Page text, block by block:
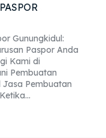
Gunungkidul:
Paspor Anda
Kami di
Jasa Pembuatan